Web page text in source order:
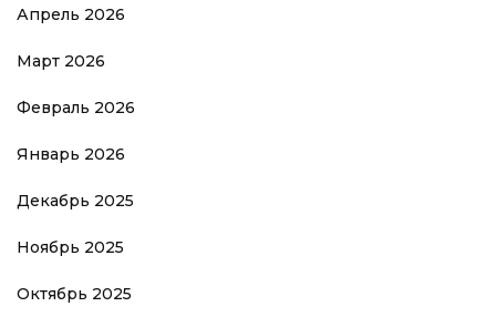
Апрель 2026
Март 2026
Февраль 2026
Январь 2026
Декабрь 2025
Ноябрь 2025
Октябрь 2025